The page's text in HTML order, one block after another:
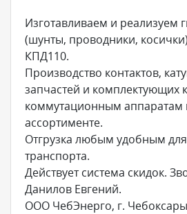
Изготавливаем и реализуем
(шунты, проводники,
КПД110.
Производство контактов,
запчастей и комплектующих к
коммутационным
ассортименте.
Отгрузка любым удобным
транспорта.
Действует система скидок.
Данилов Евгений.
ООО ЧебЭнерго, г.